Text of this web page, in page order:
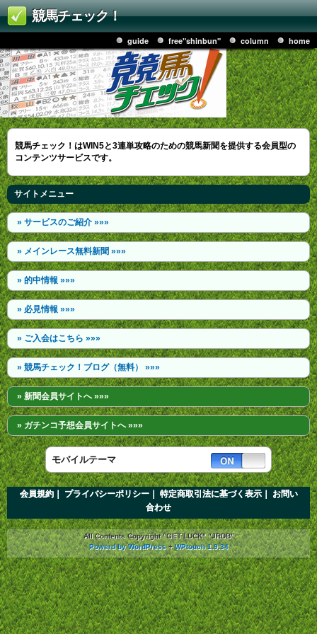
競馬チェック！
home
column
free"shinbun"
guide
競馬チェック！はWIN5と3連単攻略のための競馬新聞を提供する会員型の
コンテンツサービスです。
サイトメニュー
» サービスのご紹介 »»»
» メインレース無料新聞 »»»
» 的中情報 »»»
» 必見情報 »»»
» ご入会はこちら »»»
» 競馬チェック！ブログ（無料） »»»
» 新聞会員サイトへ »»»
» ガチンコ予想会員サイトへ »»»
モバイルテーマ
会員規約｜ プライバシーポリシー｜ 特定商取引法に基づく表示｜
お問い
合わせ
All Contents Copyright "GET LUCK" "JRDB"
Powerd by WordPress+WPtouch 1.9.34